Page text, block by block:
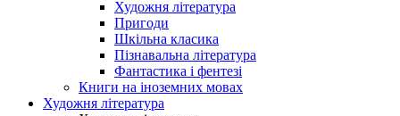
Художня література
Пригоди
Шкільна класика
Пізнавальна література
Фантастика і фентезі
Книги на іноземних мовах
Художня література